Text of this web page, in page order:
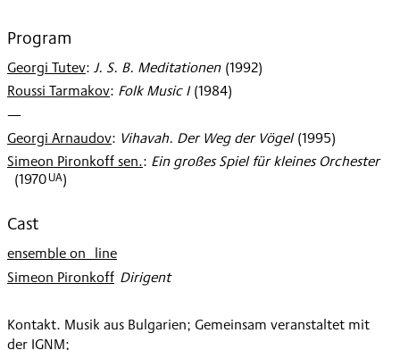
Nov
1995
Program
Georgi Tutev: J. S. B. Meditationen (1992)
Roussi Tarmakov: Folk Music I (1984)
—
Georgi Arnaudov: Vihavah. Der Weg der Vögel (1995)
Simeon Pironkoff sen.: Ein großes Spiel für kleines Orchester
(1970UA)
Cast
ensemble on_line
Simeon Pironkoff
: Dirigent
Kontakt. Musik aus Bulgarien; Gemeinsam veranstaltet mit
der IGNM;